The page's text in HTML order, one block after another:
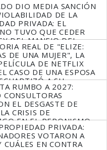
DIO MEDIA SANCIÓN
DE LA
PRIVADA: EL
TUVO QUE CEDER
DEL MANEJO DEL
REAL DE "ELIZE:
DE UNA MUJER", LA
DE NETFLIX
CASO DE UNA ESPOSA
A SU
RUMBO A 2027:
CONSULTORAS
EL DESGASTE DE
CRISIS DE
EN EL PERONISMO
PRIVADA:
VOTARON A
CUÁLES EN CONTRA